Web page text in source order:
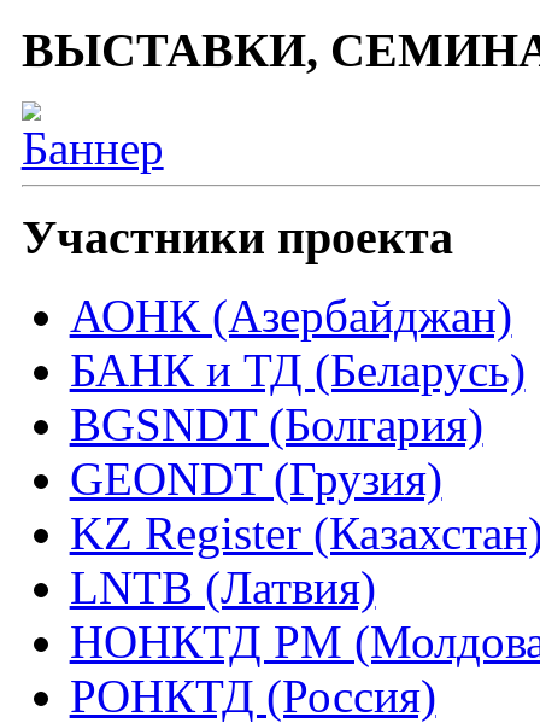
ВЫСТАВКИ,
Участники проекта
АОНК (Азербайджан)
БАНК и ТД (Беларусь)
BGSNDT (Болгария)
GEONDT (Грузия)
KZ Register
LNTB (Латвия)
НОНКТД РМ
РОНКТД (Россия)